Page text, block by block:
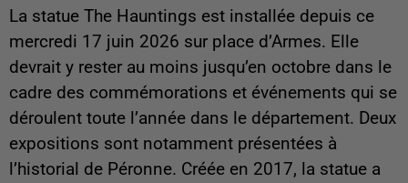
La statue The Hauntings est installée depuis ce
mercredi 17 juin 2026 sur place d’Armes. Elle
devrait y rester au moins jusqu’en octobre dans le
cadre des commémorations et événements qui se
déroulent toute l’année dans le département. Deux
expositions sont notamment présentées à
l’historial de Péronne. Créée en 2017, la statue a